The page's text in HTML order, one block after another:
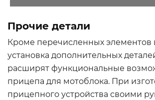
Прочие детали
Кроме перечисленных элементов
установка дополнительных
расширят функциональные
прицепа для мотоблока. При
прицепного устройства своими